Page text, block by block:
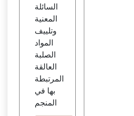
السائلة
المعنية
وتلييف
المواد
الصلبة
العالقة
المرتبطة
بها في
المنجم